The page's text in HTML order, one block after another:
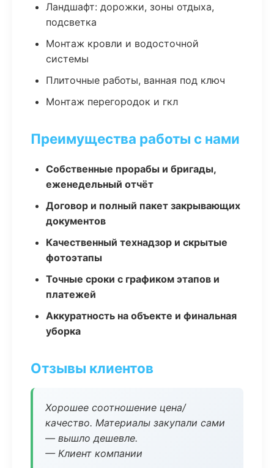
Ландшафт: дорожки, зоны отдыха,
подсветка
Монтаж кровли и водосточной
системы
Плиточные работы, ванная под ключ
Монтаж перегородок и гкл
Преимущества работы с нами
Собственные прорабы и бригады,
еженедельный отчёт
Договор и полный пакет закрывающих
документов
Качественный технадзор и скрытые
фотоэтапы
Точные сроки с графиком этапов и
платежей
Аккуратность на объекте и финальная
уборка
Отзывы клиентов
Хорошее соотношение цена/
качество. Материалы закупали сами
— вышло дешевле.
— Клиент компании